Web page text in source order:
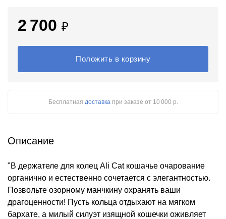
2 700 ₽
Положить в корзину
Бесплатная доставкапри заказе от 10 000 р.
Описание
"В держателе для колец Ali Cat кошачье очарование
органично и естественно сочетается с элегантностью.
Позвольте озорному манчкину охранять ваши
драгоценности! Пусть кольца отдыхают на мягком
бархате, а милый силуэт изящной кошечки оживляет